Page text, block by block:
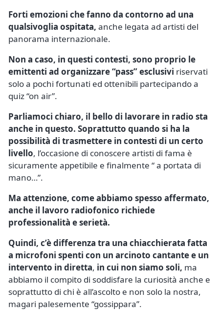
Forti emozioni che fanno da contorno ad una
qualsivoglia ospitata, anche legata ad artisti del
panorama internazionale.
Non a caso, in questi contesti, sono proprio le
emittenti ad organizzare “pass” esclusivi riservati
solo a pochi fortunati ed ottenibili partecipando a
quiz “on air”.
Parliamoci chiaro, il bello di lavorare in radio sta
anche in questo. Soprattutto quando si ha la
possibilità di trasmettere in contesti di un certo
livello, l’occasione di conoscere artisti di fama è
sicuramente appetibile e finalmente “ a portata di
mano…”.
Ma attenzione, come abbiamo spesso affermato,
anche il lavoro radiofonico richiede
professionalità e serietà.
Quindi, c’è differenza tra una chiacchierata fatta
a microfoni spenti con un arcinoto cantante e un
intervento in diretta, in cui non siamo soli, ma
abbiamo il compito di soddisfare la curiosità anche e
soprattutto di chi è all’ascolto e non solo la nostra,
magari palesemente “gossippara”.